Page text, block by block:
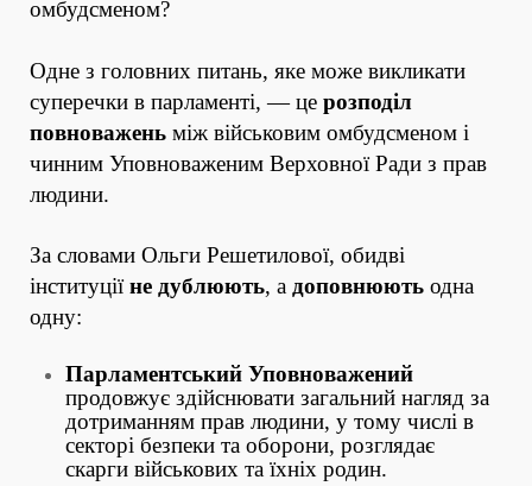
омбудсменом?
Одне з головних питань, яке може викликати
суперечки в парламенті, — це розподіл
повноважень між військовим омбудсменом і
чинним Уповноваженим Верховної Ради з прав
людини.
За словами Ольги Решетилової, обидві
інституціїне дублюють, а доповнюють одна
одну:
Парламентський Уповноважений
продовжує здійснювати загальний нагляд за
дотриманням прав людини, у тому числі в
секторі безпеки та оборони, розглядає
скарги військових та їхніх родин.